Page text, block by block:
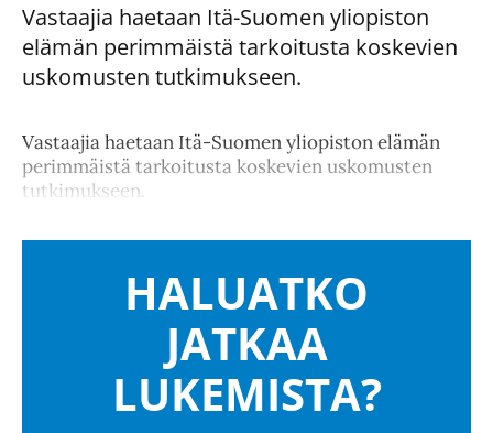
Vastaajia haetaan Itä-Suomen yliopiston
elämän perimmäistä tarkoitusta koskevien
uskomusten tutkimukseen.
Vastaajia haetaan Itä-Suomen yliopiston elämän
perimmäistä tarkoitusta koskevien uskomusten
tutkimukseen.
HALUATKO
JATKAA
LUKEMISTA?